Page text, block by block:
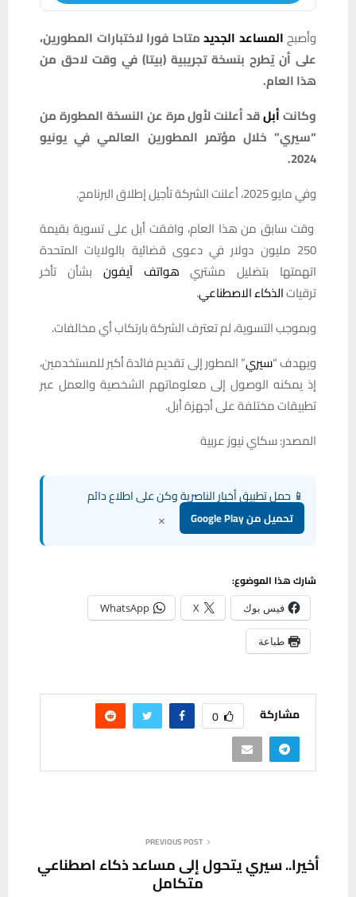
وأصبحالمساعد الجديدمتاحا فورا لاختبارات المطورين،
على أن يُطرح بنسخة تجريبية (بيتا) في وقت لاحق من
هذا العام.
وكانتأبلقد أعلنت لأول مرة عن النسخة المطورة من
“سيري” خلال مؤتمر المطورين العالمي في يونيو
2024.
وفي مايو 2025، أعلنت الشركة تأجيل إطلاق البرنامج.
وقت سابق من هذا العام، وافقت أبل على تسوية بقيمة
250 مليون دولار في دعوى قضائية بالولايات المتحدة
اتهمتها بتضليل مشتري هواتف آيفون بشأن تأخر
ترقياتالذكاء الاصطناعي.
وبموجب التسوية، لم تعترف الشركة بارتكاب أي مخالفات.
ويهدف “سيري” المطور إلى تقديم فائدة أكبر للمستخدمين،
إذ يمكنه الوصول إلى معلوماتهم الشخصية والعمل عبر
تطبيقات مختلفة على أجهزة أبل.
المصدر: سكاي نيوز عربية
📱 حمل تطبيق أخبار الناصرية وكن على اطلاع دائم
تحميل من Google Play ×
شارك هذا الموضوع:
فيس بوك X
WhatsApp
طباعة
مشاركة 0
PREVIOUS POST
أخيرا.. سيري يتحول إلى مساعد ذكاء اصطناعي
متكامل